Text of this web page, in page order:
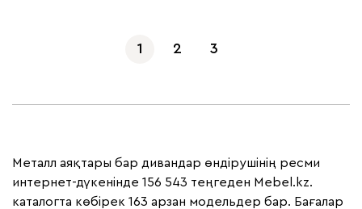
1 2 3
Металл аяқтары бар дивандар өндірушінің ресми
интернет-дүкенінде 156 543 теңгеден Mebel.kz.
каталогта көбірек 163 арзан модельдер бар. Бағалар